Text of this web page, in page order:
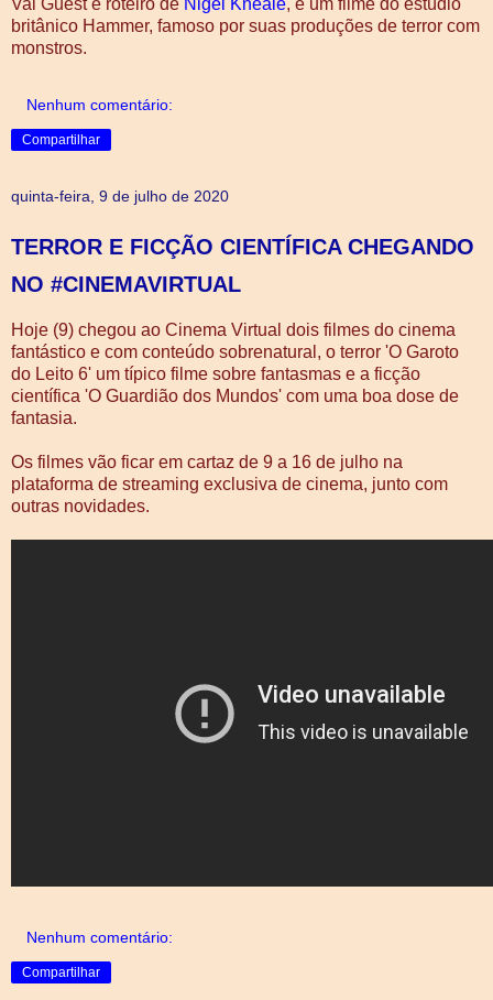
britânico Hammer, famoso por suas produções de terror com
monstros.
Nenhum comentário:
Compartilhar
quinta-feira, 9 de julho de 2020
TERROR E FICÇÃO CIENTÍFICA CHEGANDO
NO #CINEMAVIRTUAL
Hoje (9) chegou ao Cinema Virtual dois filmes do cinema
fantástico e com conteúdo sobrenatural, o terror 'O Garoto
do Leito 6' um típico filme sobre fantasmas e a ficção
científica 'O Guardião dos Mundos' com uma boa dose de
fantasia.
Os filmes vão ficar em cartaz de 9 a 16 de julho na
plataforma de streaming exclusiva de cinema, junto com
outras novidades.
Nenhum comentário:
Compartilhar